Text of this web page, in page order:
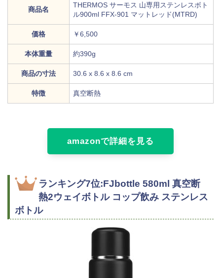
商品名
THERMOS サーモス 山専用ステンレスボト
ル900ml FFX-901 マットレッド(MTRD)
価格 ￥6,500
本体重量 約390g
商品の寸法 ‎30.6 x 8.6 x 8.6 cm
特徴 真空断熱
amazonで詳細を見る
ランキング7位:FJbottle 580ml 真空断
熱2ウェイボトル コップ飲み ステンレス
ボトル